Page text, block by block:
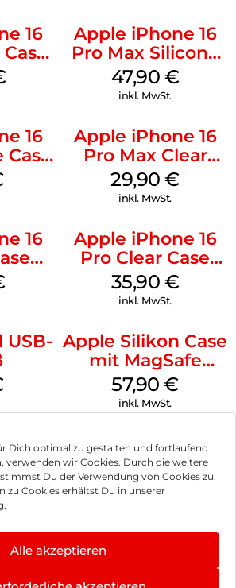
Dich optimal zu gestalten und fortlaufend
verwenden wir Cookies. Durch die weitere
Du der Verwendung von Cookies zu.
zu Cookies erhältst Du in unserer
Alle akzeptieren
16
Apple iPhone 16
Pro Max Silicone
Case MagSafe
Black
47,90 €
inkl. MwSt.
16
Case
Apple iPhone 16
Pro Max Clear
Case MagSafe
Transparent
29,90€
inkl. MwSt.
16
Apple iPhone 16
Pro Clear Case
MagSafe
Transparent
35,90 €
inkl. MwSt.
USB- Apple Silikon Case
mit MagSafe
iPhone 14 Pro
(PRODUCT)RED
57,90€
inkl. MwSt.